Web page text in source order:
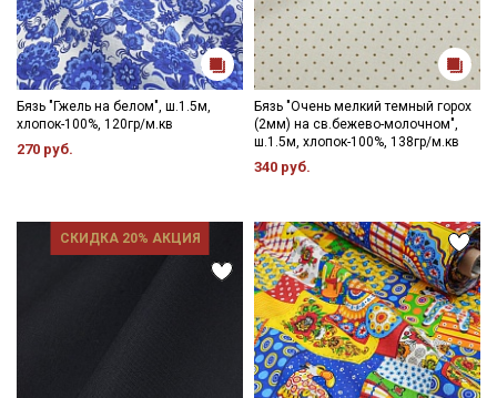
Бязь "Гжель на белом", ш.1.5м,
хлопок-100%, 120гр/м.кв
270 руб.
Бязь "Очень мелкий темный горох
(2мм) на св.бежево-молочном",
ш.1.5м, хлопок-100%, 138гр/м.кв
340 руб.
СКИДКА 20% АКЦИЯ